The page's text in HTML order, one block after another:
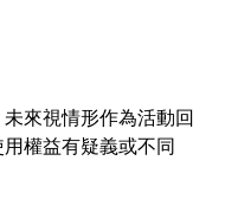
來視情形作為活動回
權益有疑義或不同